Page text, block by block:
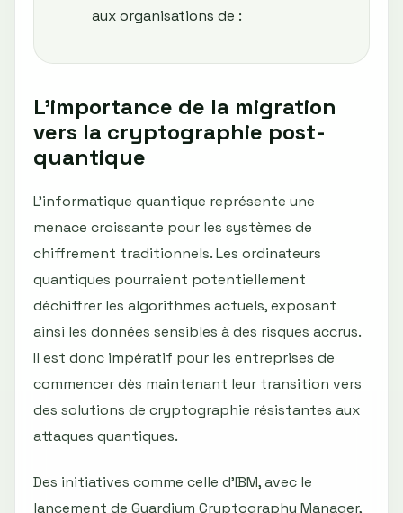
aux organisations de :
L'importance de la migration
vers la cryptographie post-
quantique
L'informatique quantique représente une
menace croissante pour les systèmes de
chiffrement traditionnels. Les ordinateurs
quantiques pourraient potentiellement
déchiffrer les algorithmes actuels, exposant
ainsi les données sensibles à des risques accrus.
Il est donc impératif pour les entreprises de
commencer dès maintenant leur transition vers
des solutions de cryptographie résistantes aux
attaques quantiques.
Des initiatives comme celle d'IBM, avec le
lancement de Guardium Cryptography Manager,